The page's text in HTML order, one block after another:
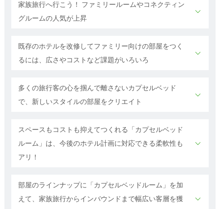
家族旅行へ行こう！ ファミリールームやコネクティン
グルームの人気が上昇
既存のホテルを改修してファミリー向けの部屋をつく
るには、広さやコストなど課題がいろいろ
多くの旅行客の心を掴んで離さないカプセルベッド
で、新しいスタイルの部屋をクリエイト
スペースもコストも抑えてつくれる「カプセルベッド
ルーム」は、今後のホテル計画に対応できる柔軟性も
アリ！
部屋のラインナップに「カプセルベッドルーム」を加
えて、家族旅行からインバウンドまで幅広い客層を獲